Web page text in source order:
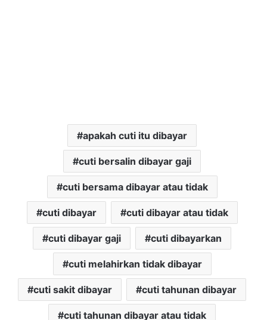
apakah cuti itu dibayar
cuti bersalin dibayar gaji
cuti bersama dibayar atau tidak
cuti dibayar cuti dibayar atau tidak
cuti dibayar gaji cuti dibayarkan
cuti melahirkan tidak dibayar
cuti sakit dibayar cuti tahunan dibayar
cuti tahunan dibayar atau tidak